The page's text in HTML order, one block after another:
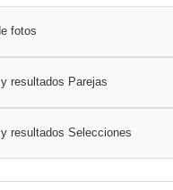
fotos
resultados Parejas
resultados Selecciones